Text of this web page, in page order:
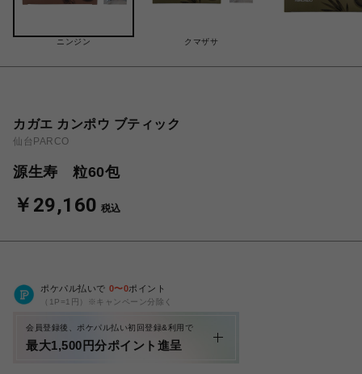
ニンジン クマザサ
カガエ カンポウ ブティック
仙台PARCO
源生寿 粒60包
￥29,160 税込
ポケパル払いで 0〜0ポイント
（1P=1円）※キャンペーン分除く
会員登録後、ポケパル払い初回登録&利用で
最大1,500円分ポイント進呈